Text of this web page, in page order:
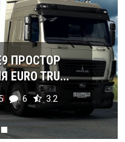
ПРОСТОР
EURO TRU...
6 3.2